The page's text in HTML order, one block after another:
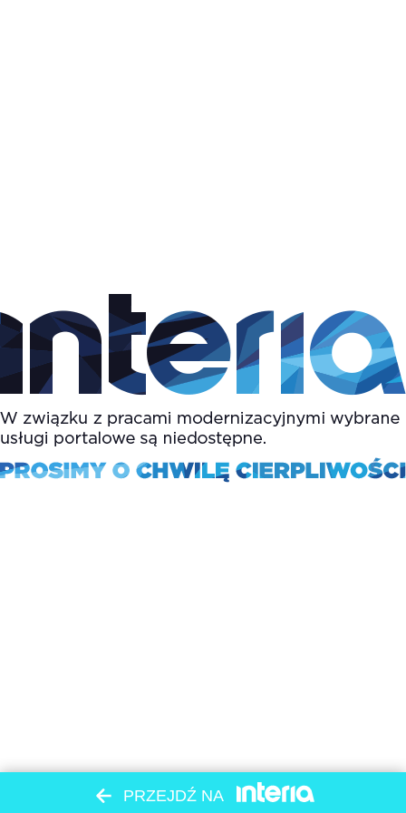
PRZEJDŹ NA